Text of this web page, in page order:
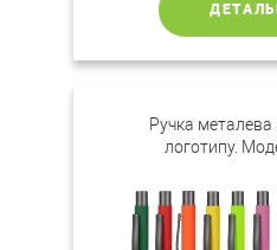
Ручка
логотипу.